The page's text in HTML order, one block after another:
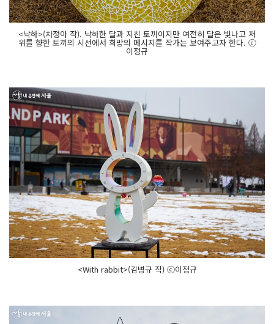
<낙하>(차정아 작). 낙하한 달과 지친 토끼이지만 여전히 달은 빛나고 저
위를 향한 토끼의 시선에서 희망의 메시지를 작가는 보여주고자 한다. ⓒ
이정규
<With rabbit>(김병규 작) ⓒ이정규